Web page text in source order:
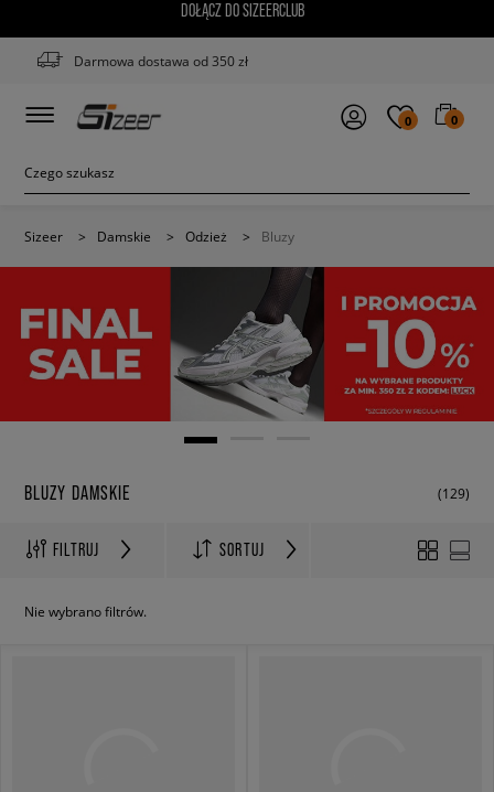
DOŁĄCZ DO SIZEERCLUB
Darmowa dostawa od 350 zł
0 0
Sizeer > Damskie > Odzież > Bluzy
BLUZY DAMSKIE (129)
FILTRUJ SORTUJ
Nie wybrano filtrów.